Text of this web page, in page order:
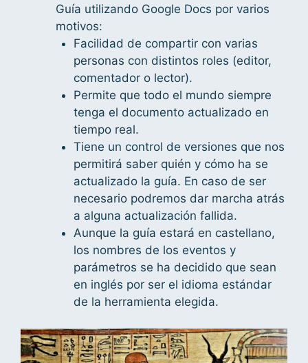
Guía utilizando Google Docs por varios
motivos:
Facilidad de compartir con varias
personas con distintos roles (editor,
comentador o lector).
Permite que todo el mundo siempre
tenga el documento actualizado en
tiempo real.
Tiene un control de versiones que nos
permitirá saber quién y cómo ha se
actualizado la guía. En caso de ser
necesario podremos dar marcha atrás
a alguna actualización fallida.
Aunque la guía estará en castellano,
los nombres de los eventos y
parámetros se ha decidido que sean
en inglés por ser el idioma estándar
de la herramienta elegida.